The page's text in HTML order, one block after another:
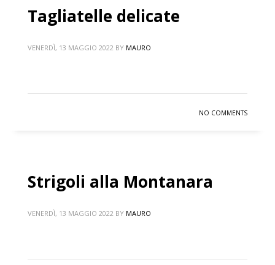
Tagliatelle delicate
VENERDÌ, 13 MAGGIO 2022 BY MAURO
NO COMMENTS
Strigoli alla Montanara
VENERDÌ, 13 MAGGIO 2022 BY MAURO